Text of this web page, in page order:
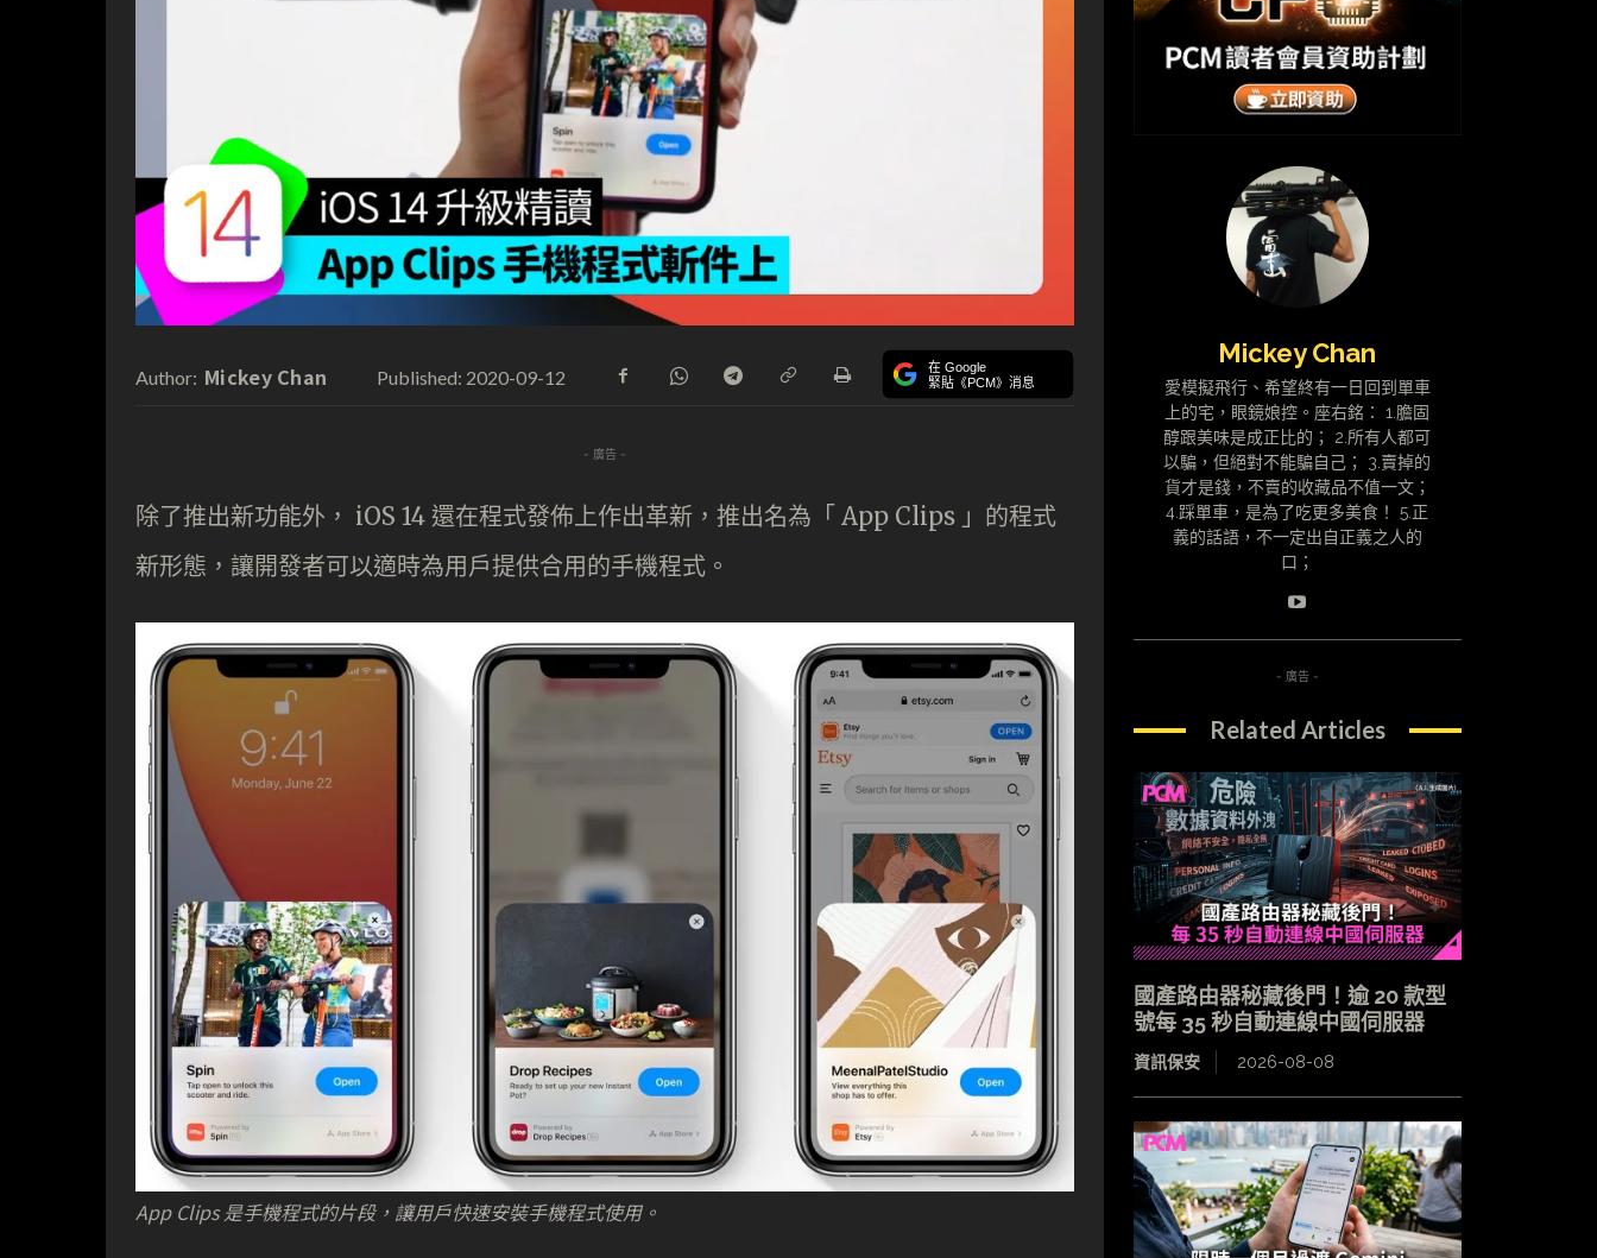
Author: Mickey Chan Published: 2020-09-12 在 Google
緊貼《PCM》消息
- 廣告 -
除了推出新功能外， iOS 14 還在程式發佈上作出革新，推出名為「 App Clips 」的程式
新形態，讓開發者可以適時為用戶提供合用的手機程式。
App Clips 是手機程式的片段，讓用戶快速安裝手機程式使用。
Mickey Chan
愛模擬飛行、希望終有一日回到單車
上的宅，眼鏡娘控。座右銘： 1.膽固
醇跟美味是成正比的； 2.所有人都可
以騙，但絕對不能騙自己； 3.賣掉的
貨才是錢，不賣的收藏品不值一文；
4.踩單車，是為了吃更多美食！ 5.正
義的話語，不一定出自正義之人的
口；
- 廣告 -
Related Articles
國產路由器秘藏後門！逾 20 款型
號每 35 秒自動連線中國伺服器
資訊保安 2026-08-08